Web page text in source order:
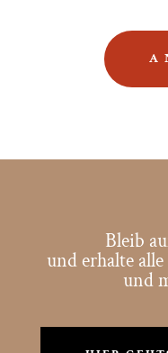
Bleib
und erhalte
und